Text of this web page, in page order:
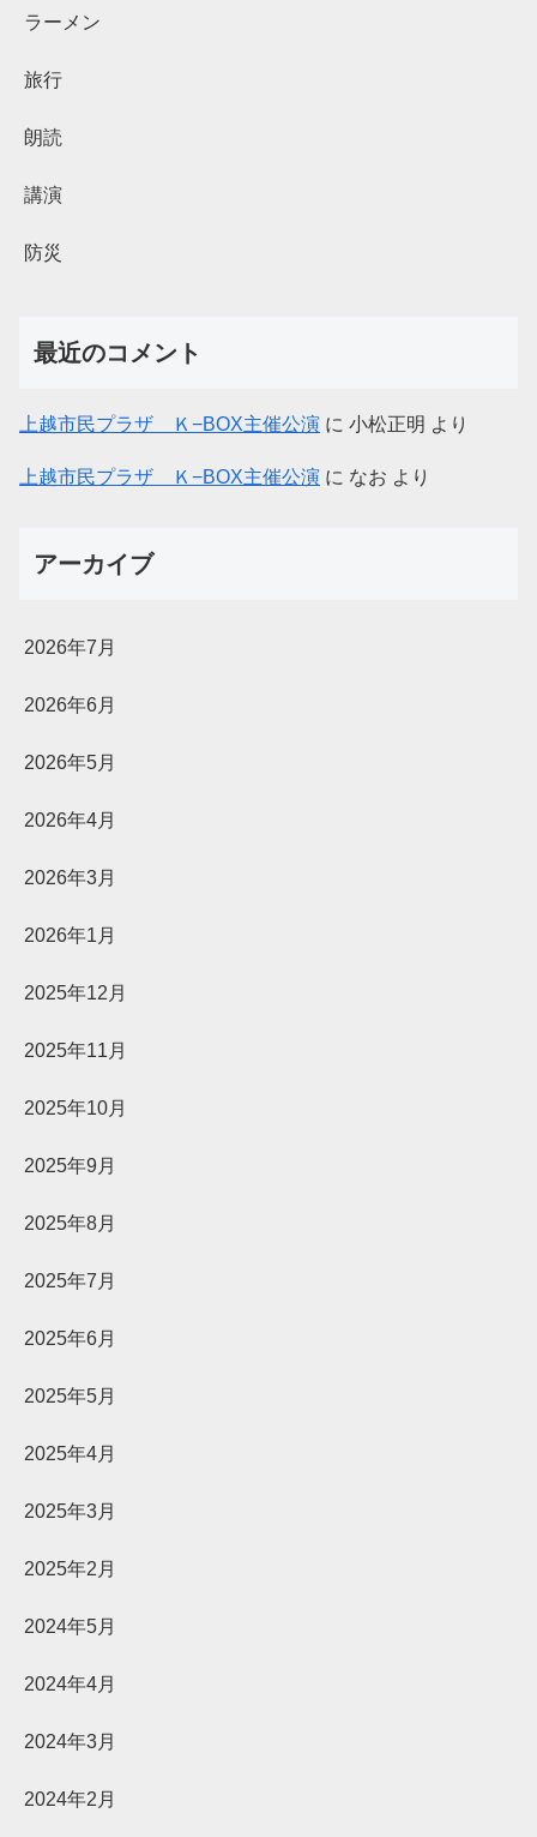
ラーメン
旅行
朗読
講演
防災
最近のコメント
上越市民プラザ Ｋ−BOX主催公演 に 小松正明 より
上越市民プラザ Ｋ−BOX主催公演 に なお より
アーカイブ
2026年7月
2026年6月
2026年5月
2026年4月
2026年3月
2026年1月
2025年12月
2025年11月
2025年10月
2025年9月
2025年8月
2025年7月
2025年6月
2025年5月
2025年4月
2025年3月
2025年2月
2024年5月
2024年4月
2024年3月
2024年2月